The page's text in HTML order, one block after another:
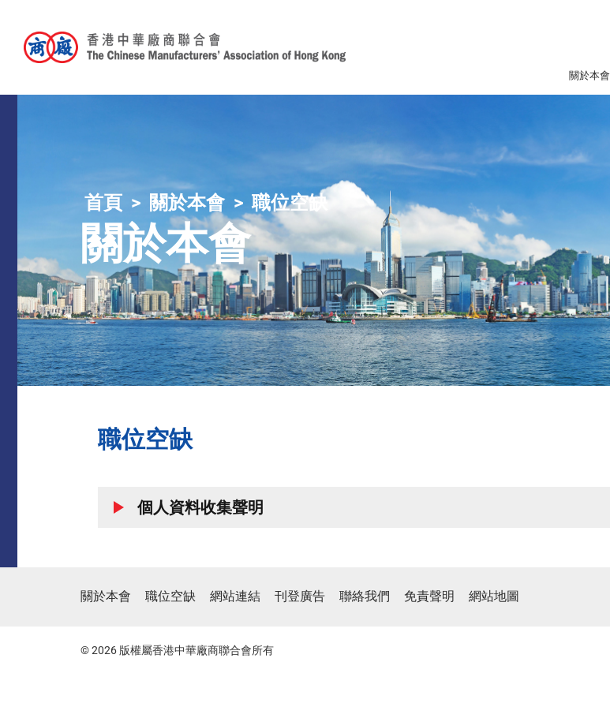
關於本會
首頁 關於本會 職位空缺
關於本會
職位空缺
個人資料收集聲明
關於本會 職位空缺 網站連結 刊登廣告 聯絡我們 免責聲明 網站地圖
© 2026 版權屬香港中華廠商聯合會所有